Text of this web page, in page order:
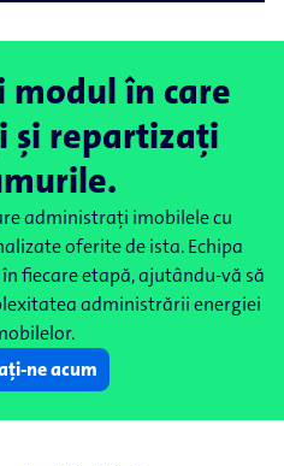
în care
și repartizați
administrați imobilele cu
oferite de ista. Echipa
fiecare etapă, ajutându-​vă să
administrării energiei
ne acum